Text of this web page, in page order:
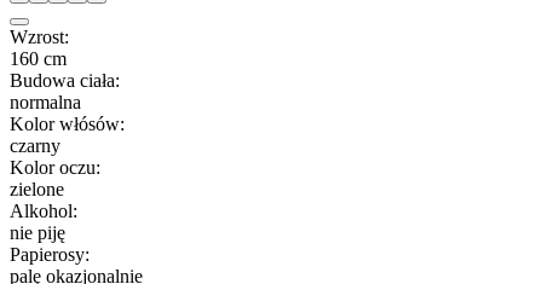
Wzrost:
160 cm
Budowa ciała:
normalna
Kolor włósów:
czarny
Kolor oczu:
zielone
Alkohol:
nie piję
Papierosy:
palę okazjonalnie